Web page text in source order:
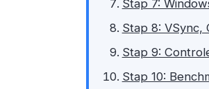
Stap 7:
Stap 8: VSync,
Stap 9:
Stap 10: